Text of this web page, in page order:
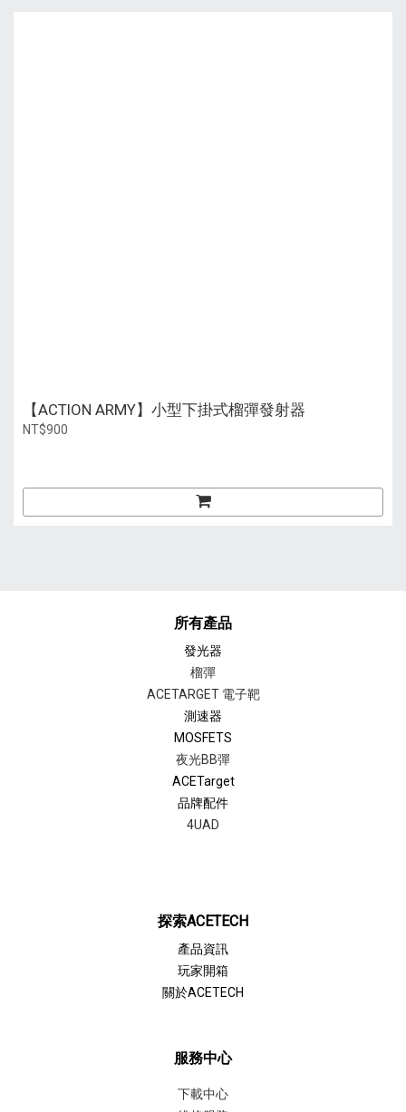
【ACTION ARMY】小型下掛式榴彈發射器
NT$900
所有產品
發光器
榴彈
ACETARGET 電子靶
測速器
MOSFETS
夜光BB彈
ACETarget
品牌配件
4UAD
探索ACETECH
產品資訊
玩家開箱
關於ACETECH
服務中心
下載中心